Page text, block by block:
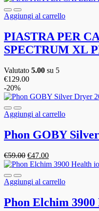
Aggiungi al carrello
PIASTRA PER
SPECTRUM XL
Valutato 5.00 su 5
€129.00
-20%
Aggiungi al carrello
Phon GOBY
€59.00 €47.00
Aggiungi al carrello
Phon Elchim